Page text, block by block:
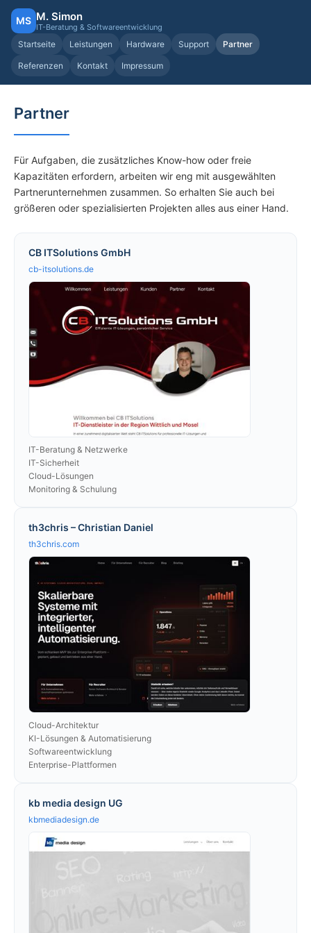
MS M. Simon
IT-Beratung & Softwareentwicklung
Startseite Leistungen Hardware Support Partner
Referenzen Kontakt Impressum
Partner
Für Aufgaben, die zusätzliches Know-how oder freie
Kapazitäten erfordern, arbeiten wir eng mit ausgewählten
Partnerunternehmen zusammen. So erhalten Sie auch bei
größeren oder spezialisierten Projekten alles aus einer Hand.
CB ITSolutions GmbH
cb-itsolutions.de
IT-Beratung & Netzwerke
IT-Sicherheit
Cloud-Lösungen
Monitoring & Schulung
th3chris – Christian Daniel
th3chris.com
Cloud-Architektur
KI-Lösungen & Automatisierung
Softwareentwicklung
Enterprise-Plattformen
kb media design UG
kbmediadesign.de